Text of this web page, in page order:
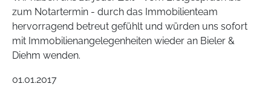
zum Notartermin - durch das Immobilienteam
hervorragend betreut gefühlt und würden uns sofort
mit Immobilienangelegenheiten wieder an Bieler &
Diehm wenden.
01.01.2017